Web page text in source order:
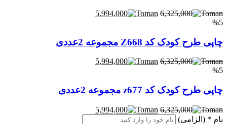
6,325,000
5,994,000
%5
چاپی طرح کودک کد Z668 مجموعه 2عددی
6,325,000
5,994,000
%5
چاپی طرح کودک کد z677 مجموعه 2عددی
6,325,000
5,994,000
نام * (الزامی)